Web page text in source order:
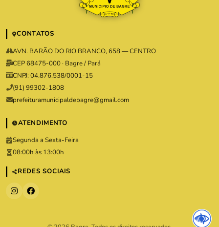
CONTATOS
AVN. BARÃO DO RIO BRANCO, 658 — CENTRO
CEP 68475-000 · Bagre / Pará
CNPJ: 04.876.538/0001-15
(91) 99302-1808
prefeituramunicipaldebagre@gmail.com
ATENDIMENTO
Segunda a Sexta-Feira
08:00h às 13:00h
REDES SOCIAIS